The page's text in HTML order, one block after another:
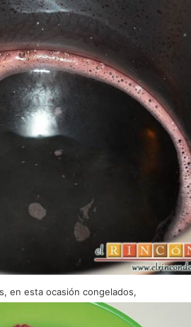
en esta ocasión congelados,